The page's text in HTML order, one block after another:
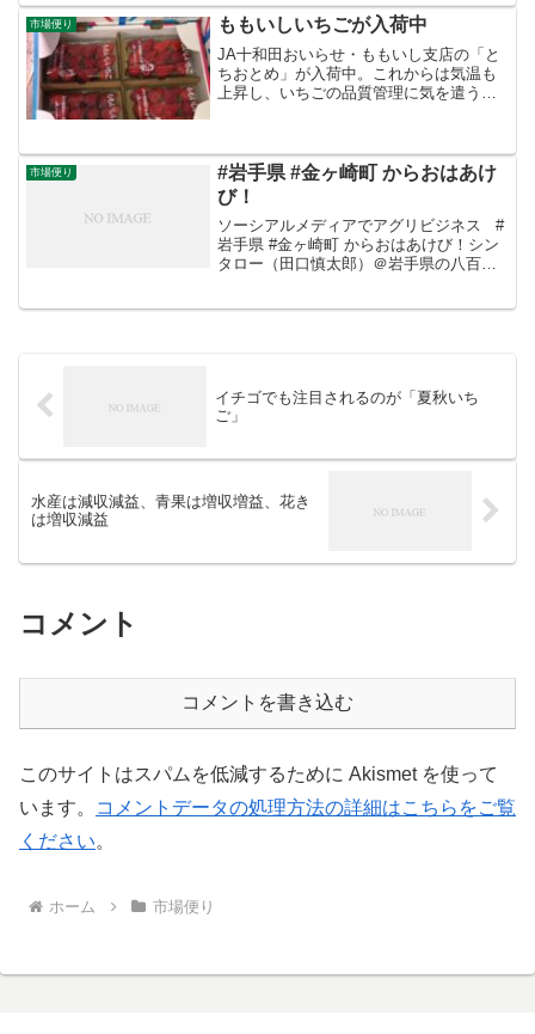
に成っている期間が...
市場便り ももいしいちごが入荷中
JA十和田おいらせ・ももいし支店の「と
ちおとめ」が入荷中。これからは気温も
上昇し、いちごの品質管理に気を遣う時
市場便り
#岩手県 #金ヶ崎町 からおはあけ
び！
ソーシアルメディアでアグリビジネス #
岩手県 #金ヶ崎町 からおはあけび！シン
タロー（田口慎太郎）＠岩手県の八百屋‏
イチゴでも注目されるのが「夏秋いち
ご」
水産は減収減益、青果は増収増益、花き
は増収減益
コメント
コメントを書き込む
このサイトはスパムを低減するために Akismet を使って
います。
コメントデータの処理方法の詳細はこちらをご覧
ください。
ホーム 市場便り